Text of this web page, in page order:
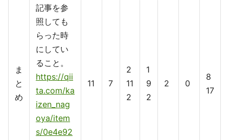
ま
と
め
記事を参
照しても
らった時
にしてい
ること。
https://qii
ta.com/ka
izen_nag
oya/item
s/0e4e92
11 7
2
11
2
1
9
2
2 0
8
17